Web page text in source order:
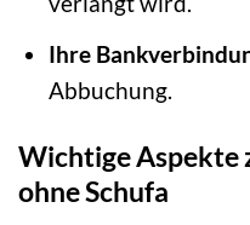
Ihre
Abbuchung.
Wichtige Aspekte
ohne Schufa